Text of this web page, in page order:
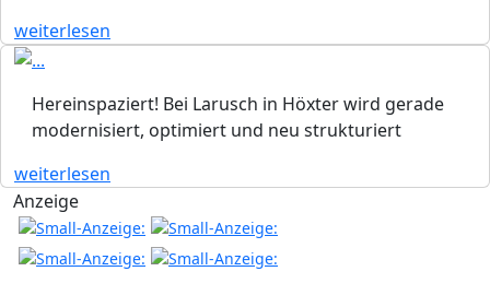
weiterlesen
Hereinspaziert! Bei Larusch in Höxter wird gerade
modernisiert, optimiert und neu strukturiert
weiterlesen
Anzeige